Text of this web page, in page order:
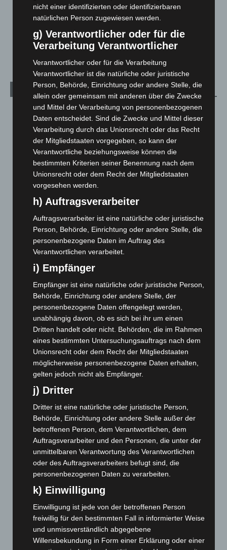
Menschen
Über uns
Veranstaltungen
Archiv
August 2026(10)
Juli 2026(73)
Juni 2026(139)
Mai 2026(99)
April 2026(99)
März 2026(115)
Februar 2026(109)
Januar 2026(122)
Dezember 2025(103)
November 2025(114)
Oktober 2025(112)
August 2025(90)
Juli 2025(90)
Juni 2025
(103)
Mai 2025(112)
April 2025(88)
März 2025
(111)
Februar 2025 (96)
Dezember 2024(89)
November 2024 (94)
Oktober 2024
September 2024(112)
August 2024(107)
Juli 2024 (89)
Juni 2024(107)
Mai 2024(149)
April 2024(102)
nicht einer identifizierten oder identifizierbaren
natürlichen Person zugewiesen werden.
g) Verantwortlicher oder für die
Verarbeitung Verantwortlicher
Verantwortlicher oder für die Verarbeitung
Verantwortlicher ist die natürliche oder juristische
Person, Behörde, Einrichtung oder andere Stelle, die
allein oder gemeinsam mit anderen über die Zwecke
und Mittel der Verarbeitung von personenbezogenen
Daten entscheidet. Sind die Zwecke und Mittel dieser
Verarbeitung durch das Unionsrecht oder das Recht
der Mitgliedstaaten vorgegeben, so kann der
Verantwortliche beziehungsweise können die
bestimmten Kriterien seiner Benennung nach dem
Unionsrecht oder dem Recht der Mitgliedstaaten
vorgesehen werden.
h) Auftragsverarbeiter
Auftragsverarbeiter ist eine natürliche oder juristische
Person, Behörde, Einrichtung oder andere Stelle, die
personenbezogene Daten im Auftrag des
Verantwortlichen verarbeitet.
i) Empfänger
Empfänger ist eine natürliche oder juristische Person,
Behörde, Einrichtung oder andere Stelle, der
personenbezogene Daten offengelegt werden,
unabhängig davon, ob es sich bei ihr um einen
Dritten handelt oder nicht. Behörden, die im Rahmen
eines bestimmten Untersuchungsauftrags nach dem
Unionsrecht oder dem Recht der Mitgliedstaaten
möglicherweise personenbezogene Daten erhalten,
gelten jedoch nicht als Empfänger.
j) Dritter
Dritter ist eine natürliche oder juristische Person,
Behörde, Einrichtung oder andere Stelle außer der
betroffenen Person, dem Verantwortlichen, dem
Auftragsverarbeiter und den Personen, die unter der
unmittelbaren Verantwortung des Verantwortlichen
oder des Auftragsverarbeiters befugt sind, die
personenbezogenen Daten zu verarbeiten.
k) Einwilligung
Einwilligung ist jede von der betroffenen Person
freiwillig für den bestimmten Fall in informierter Weise
und unmissverständlich abgegebene
Willensbekundung in Form einer Erklärung oder einer